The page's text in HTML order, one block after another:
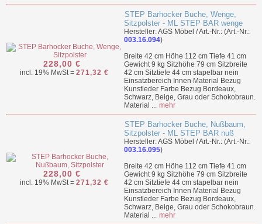
228,00 €
incl. 19% MwSt = 271,32 €
STEP Barhocker Buche, Wenge,
Sitzpolster - ML STEP BAR wenge
Hersteller: AGS Möbel / Art.-Nr.: (Art.-Nr.:
003.16.094)
Breite 42 cm Höhe 112 cm Tiefe 41 cm
Gewicht 9 kg Sitzhöhe 79 cm Sitzbreite
42 cm Sitztiefe 44 cm stapelbar nein
Einsatzbereich Innen Material Bezug
Kunstleder Farbe Bezug Bordeaux,
Schwarz, Beige, Grau oder Schokobraun.
Material ... mehr
228,00 €
incl. 19% MwSt = 271,32 €
STEP Barhocker Buche, Nußbaum,
Sitzpolster - ML STEP BAR nuß
Hersteller: AGS Möbel / Art.-Nr.: (Art.-Nr.:
003.16.095)
Breite 42 cm Höhe 112 cm Tiefe 41 cm
Gewicht 9 kg Sitzhöhe 79 cm Sitzbreite
42 cm Sitztiefe 44 cm stapelbar nein
Einsatzbereich Innen Material Bezug
Kunstleder Farbe Bezug Bordeaux,
Schwarz, Beige, Grau oder Schokobraun.
Material ... mehr